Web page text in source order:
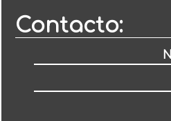
Contacto: